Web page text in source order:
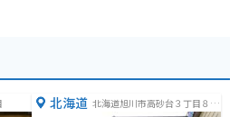
北海道 北海道旭川市高砂台３丁目８